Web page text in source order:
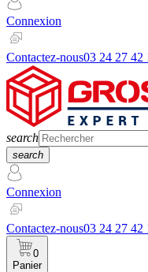
Connexion
Contactez-nous03 24 27 42
search
search
Connexion
Contactez-nous03 24 27 42
0
Panier